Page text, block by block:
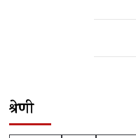
श्रेणी